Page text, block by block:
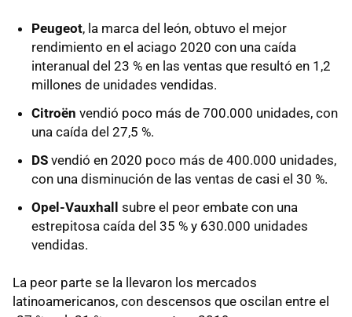
Peugeot, la marca del león, obtuvo el mejor
rendimiento en el aciago 2020 con una caída
interanual del 23 % en las ventas que resultó en 1,2
millones de unidades vendidas.
Citroën vendió poco más de 700.000 unidades, con
una caída del 27,5 %.
DS vendió en 2020 poco más de 400.000 unidades,
con una disminución de las ventas de casi el 30 %.
Opel-Vauxhall
subre el peor embate con una
estrepitosa caída del 35 % y 630.000 unidades
vendidas.
La peor parte se la llevaron los mercados
latinoamericanos, con descensos que oscilan entre el